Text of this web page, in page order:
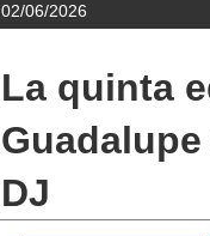
02/06/2026
La quinta
DJ